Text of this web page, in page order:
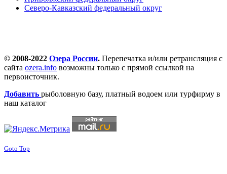
Северо-Кавказский федеральный округ
© 2008-2022 Озера России. Перепечатка и/или ретрансляция с
сайта ozera.info возможны только с прямой ссылкой на
первоисточник.
Добавить рыболовную базу, платный водоем или турфирму в
наш каталог
Goto Top